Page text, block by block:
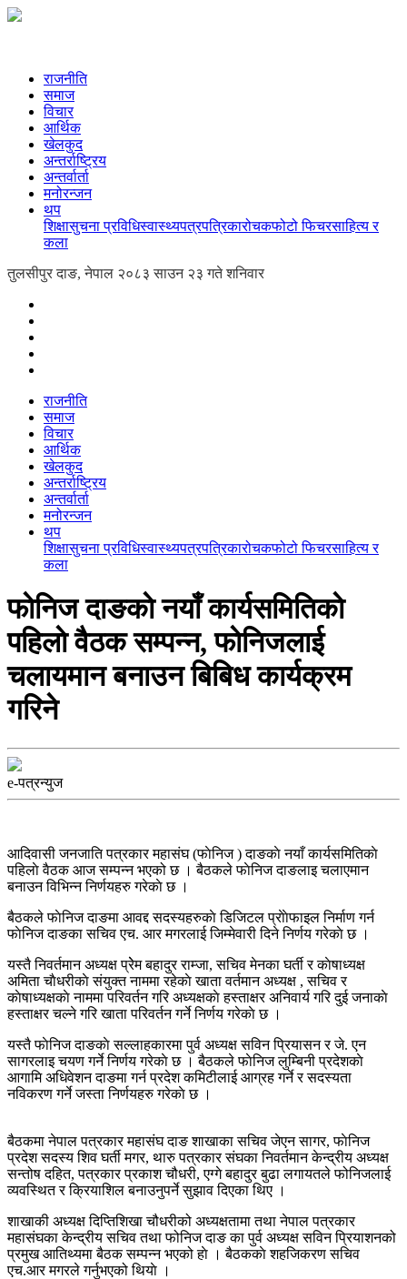
राजनीति
समाज
विचार
आर्थिक
खेलकुद
अन्तर्राष्ट्रिय
अन्तर्वार्ता
मनोरन्जन
थप
शिक्षासुचना प्रविधिस्वास्थ्यपत्रपत्रिकारोचकफोटो फिचरसाहित्य र
कला
तुलसीपुर दाङ, नेपाल २०८३ साउन २३ गते शनिवार
राजनीति
समाज
विचार
आर्थिक
खेलकुद
अन्तर्राष्ट्रिय
अन्तर्वार्ता
मनोरन्जन
थप
शिक्षासुचना प्रविधिस्वास्थ्यपत्रपत्रिकारोचकफोटो फिचरसाहित्य र
कला
फाेनिज दाङकाे नयाँ कार्यसमितिकाे
पहिलाे वैठक सम्पन्न, फाेनिजलाई
चलायमान बनाउन बिबिध कार्यक्रम
गरिने
e-पत्रन्युज
आदिवासी जनजाति पत्रकार महासंघ (फाेनिज ) दाङकाे नयाँ कार्यसमितिकाे
पहिलाे वैठक आज सम्पन्न भएको छ । बैठकले फाेनिज दाङलाइ चलाएमान
बनाउन विभिन्न निर्णयहरु गरेकाे छ ।
बैठकले फाेनिज दाङमा आवद्द सदस्यहरुकाे डिजिटल प्राेाेफाइल निर्माण गर्न
फाेनिज दाङका सचिव एच. आर मगरलाई जिम्मेवारी दिने निर्णय गरेकाे छ ।
यस्तै निवर्तमान अध्यक्ष प्रेेम बहादुर राम्जा, सचिव मेनका घर्ती र काेषाध्यक्ष
अमिता चाैधरीकाे संयुक्त नाममा रहेकाे खाता वर्तमान अध्यक्ष , सचिव र
काेषाध्यक्षकाे नाममा परिवर्तन गरि अध्यक्षकाे हस्ताक्षर अनिवार्य गरि दुई जनाकाे
हस्ताक्षर चल्ने गरि खाता परिवर्तन गर्ने निर्णय गरेकाे छ ।
यस्तै फाेनिज दाङकाे सल्लाहकारमा पुर्व अध्यक्ष सविन प्रियासन र जे. एन
सागरलाइ चयण गर्ने निर्णय गरेकाे छ । बैठकले फाेनिज लुम्बिनी प्रदेशकाे
आगामि अधिवेशन दाङमा गर्न प्रदेश कमिटीलाई आग्रह गर्ने र सदस्यता
नविकरण गर्ने जस्ता निर्णयहरु गरेकाे छ ।
बैठकमा नेपाल पत्रकार महासंघ दाङ शाखाका सचिव जेएन सागर, फाेनिज
प्रदेश सदस्य शिव घर्ती मगर, थारु पत्रकार संघका निवर्तमान केन्द्रीय अध्यक्ष
सन्तोष दहित, पत्रकार प्रकाश चौधरी, एग्गे बहादुर बुढा लगायतले फोनिजलाई
व्यवस्थित र क्रियाशिल बनाउनुपर्ने सुझाव दिएका थिए ।
शाखाकी अध्यक्ष दिप्तिशिखा चौधरीको अध्यक्षतामा तथा नेपाल पत्रकार
महासंघका केन्द्रीय सचिव तथा फोनिज दाङ का पुर्व अध्यक्ष सविन प्रियाशनको
प्रमुख आतिथ्यमा बैठक सम्पन्न भएको हाे । बैठककाे शहजिकरण सचिव
एच.आर मगरले गर्नुभएको थियाे ।